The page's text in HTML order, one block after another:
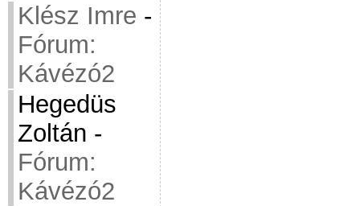
Klész Imre -
Fórum:
Kávézó2
Hegedüs
Zoltán -
Fórum:
Kávézó2